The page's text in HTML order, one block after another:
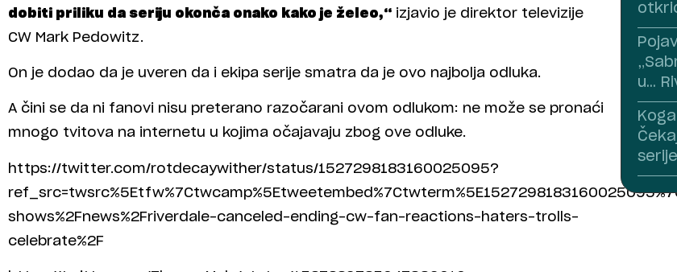
dobiti priliku da seriju okonča onako kako je želeo,“ izjavio je direktor televizije
CW Mark Pedowitz.
On je dodao da je uveren da i ekipa serije smatra da je ovo najbolja odluka.
A čini se da ni fanovi nisu preterano razočarani ovom odlukom: ne može se pronaći
mnogo tvitova na internetu u kojima očajavaju zbog ove odluke.
https://twitter.com/rotdecaywither/status/1527298183160025095?
shows%2Fnews%2Friverdale-canceled-ending-cw-fan-reactions-haters-trolls-
celebrate%2F
u…